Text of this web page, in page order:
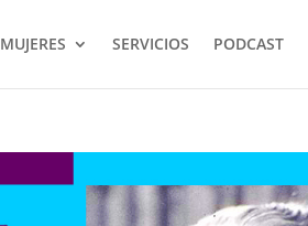
MUJERES SERVICIOS PODCAST